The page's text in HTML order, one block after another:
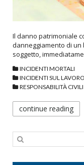
Il danno patrimoniale
danneggiamento di
soggetto,
INCIDENTI MORTALI
INCIDENTI SUL LAVORO
RESPONSABILITÀ CIVILI
continue reading